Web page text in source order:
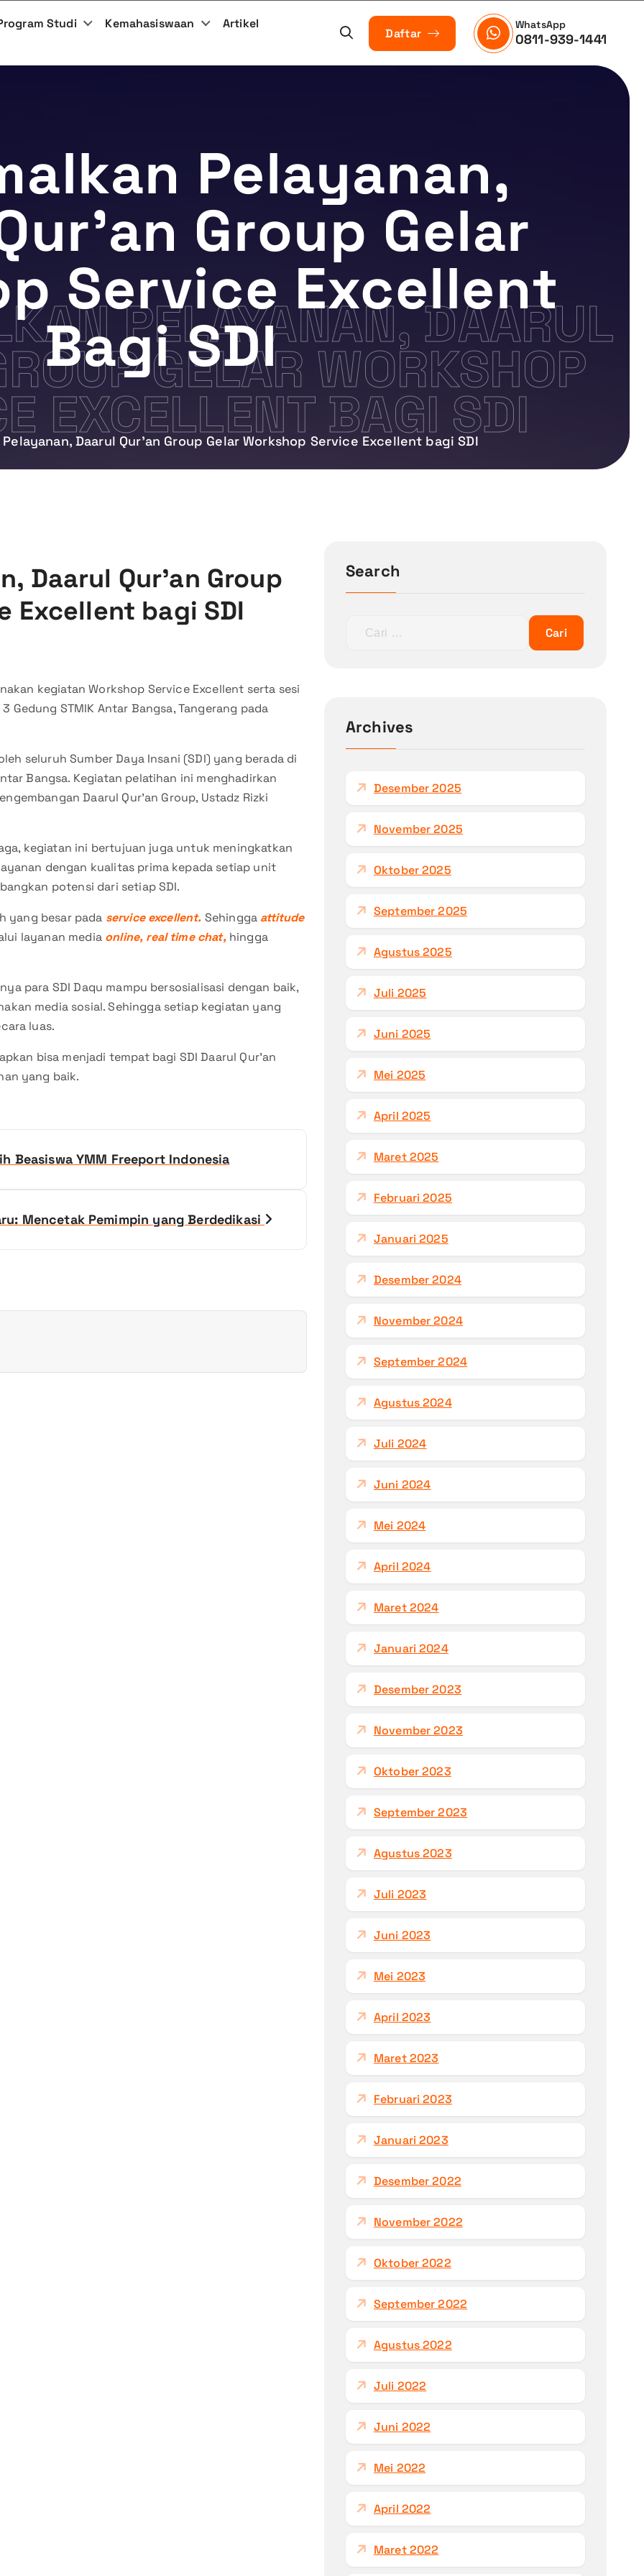
Studi Kemahasiswaan
Artikel
Daftar
WhatsApp
0811-939-1441
PELAYANAN, DAARUL
GELAR WORKSHOP
EXCELLENT BAGI SDI
Pelayanan,
Group Gelar
Service Excellent
Bagi SDI
Daarul Qur’an Group Gelar Workshop Service Excellent bagi SDI
Daarul Qur’an Group
Excellent bagi SDI
kegiatan Workshop Service Excellent serta sesi
STMIK Antar Bangsa, Tangerang pada
seluruh Sumber Daya Insani (SDI) yang berada di
Bangsa. Kegiatan pelatihan ini menghadirkan
Daarul Qur’an Group, Ustadz Rizki
kegiatan ini bertujuan juga untuk meningkatkan
dengan kualitas prima kepada setiap unit
potensi dari setiap SDI.
yang besar pada service excellent. Sehingga attitude
layanan media online, real time chat, hingga
para SDI Daqu mampu bersosialisasi dengan baik,
media sosial. Sehingga setiap kegiatan yang
luas.
bisa menjadi tempat bagi SDI Daarul Qur’an
yang baik.
Beasiswa YMM Freeport Indonesia
Mencetak Pemimpin yang Berdedikasi
Search
n
Archives
Desember 2025
November 2025
Oktober 2025
September 2025
Agustus 2025
Juli 2025
Juni 2025
Mei 2025
April 2025
Maret 2025
Februari 2025
Januari 2025
Desember 2024
November 2024
September 2024
Agustus 2024
Juli 2024
Juni 2024
Mei 2024
April 2024
Maret 2024
Januari 2024
Desember 2023
November 2023
Oktober 2023
September 2023
Agustus 2023
Juli 2023
Juni 2023
Mei 2023
April 2023
Maret 2023
Februari 2023
Januari 2023
Desember 2022
November 2022
Oktober 2022
September 2022
Agustus 2022
Juli 2022
Juni 2022
Mei 2022
April 2022
Maret 2022